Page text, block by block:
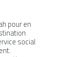
pour en
social